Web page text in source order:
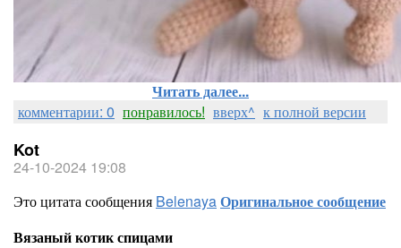
Читать далее...
комментарии: 0 понравилось! вверх^ к полной версии
Kot
24-10-2024 19:08
Это цитата сообщения BelenayaОригинальное сообщение
Вязаный котик спицами